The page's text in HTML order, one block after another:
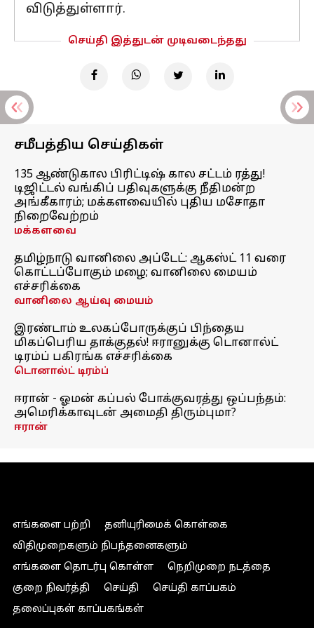
விடுத்துள்ளார்.
செய்தி இத்துடன் முடிவடைந்தது
சமீபத்திய செய்திகள்
135 ஆண்டுகால பிரிட்டிஷ் கால சட்டம் ரத்து!
டிஜிட்டல் வங்கிப் பதிவுகளுக்கு நீதிமன்ற
அங்கீகாரம்; மக்களவையில் புதிய மசோதா
நிறைவேற்றம்
மக்களவை
தமிழ்நாடு வானிலை அப்டேட்: ஆகஸ்ட் 11 வரை
கொட்டப்போகும் மழை; வானிலை மையம்
எச்சரிக்கை
வானிலை ஆய்வு மையம்
இரண்டாம் உலகப்போருக்குப் பிந்தைய
மிகப்பெரிய தாக்குதல்! ஈரானுக்கு டொனால்ட்
டிரம்ப் பகிரங்க எச்சரிக்கை
டொனால்ட் டிரம்ப்
ஈரான் - ஓமன் கப்பல் போக்குவரத்து ஒப்பந்தம்:
அமெரிக்காவுடன் அமைதி திரும்புமா?
ஈரான்
எங்களை பற்றி
தனியுரிமைக் கொள்கை
விதிமுறைகளும் நிபந்தனைகளும்
எங்களை தொடர்பு கொள்ள
நெறிமுறை நடத்தை
குறை நிவர்த்தி
செய்தி
செய்தி காப்பகம்
தலைப்புகள் காப்பகங்கள்